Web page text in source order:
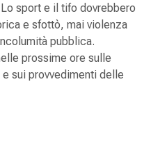
sport e il tifo dovrebbero
e sfottò, mai violenza
pubblica.
prossime ore sulle
sui provvedimenti delle